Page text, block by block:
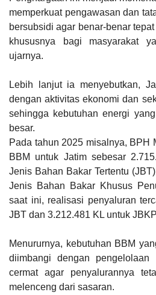
memperkuat pengawasan dan
bersubsidi agar benar-benar
khususnya bagi masyarakat
ujarnya.
Lebih lanjut ia menyebutkan,
dengan aktivitas ekonomi dan
sehingga kebutuhan energi
besar.
Pada tahun 2025 misalnya, BPH
BBM untuk Jatim sebesar
Jenis Bahan Bakar Tertentu
Jenis Bahan Bakar Khusus
saat ini, realisasi penyaluran
JBT dan 3.212.481 KL untuk
Menururnya, kebutuhan BBM
diimbangi dengan pengelolaan
cermat agar penyalurannya
melenceng dari sasaran.